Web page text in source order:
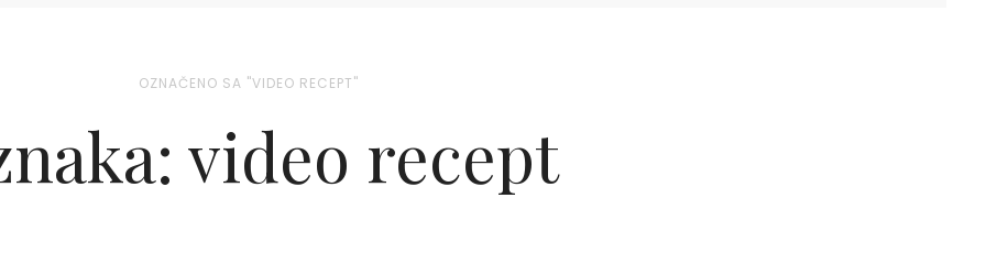
OZNAČENO SA "VIDEO RECEPT"
video recept